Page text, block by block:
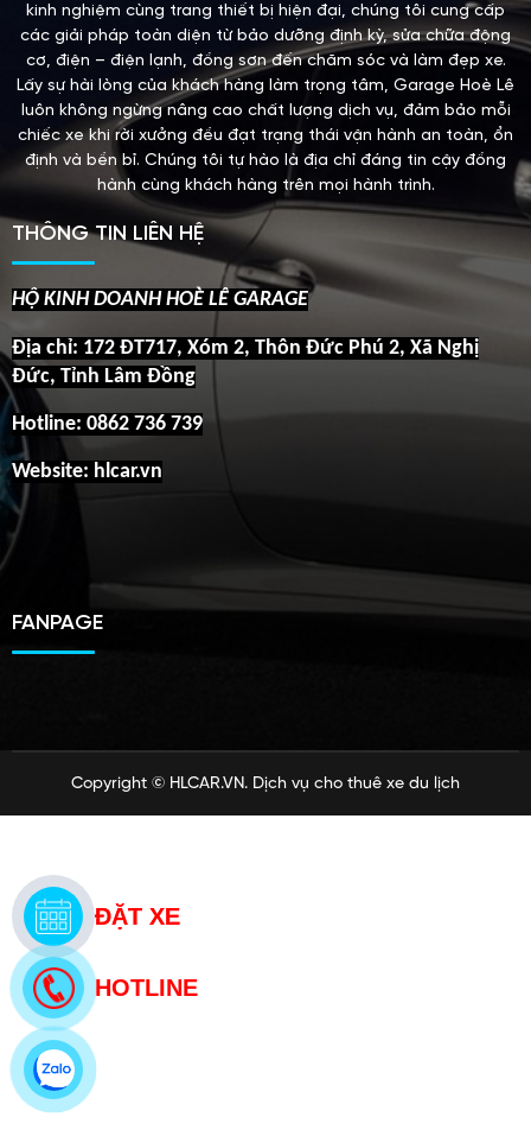
kinh nghiệm cùng trang thiết bị hiện đại, chúng tôi cung cấp
các giải pháp toàn diện từ bảo dưỡng định kỳ, sửa chữa động
cơ, điện – điện lạnh, đồng sơn đến chăm sóc và làm đẹp xe.
Lấy sự hài lòng của khách hàng làm trọng tâm, Garage Hoè Lê
luôn không ngừng nâng cao chất lượng dịch vụ, đảm bảo mỗi
chiếc xe khi rời xưởng đều đạt trạng thái vận hành an toàn, ổn
định và bền bỉ. Chúng tôi tự hào là địa chỉ đáng tin cậy đồng
hành cùng khách hàng trên mọi hành trình.
THÔNG TIN LIÊN HỆ
HỘ KINH DOANH HOÈ LÊ GARAGE
Địa chỉ: 172 ĐT717, Xóm 2, Thôn Đức Phú 2, Xã Nghị
Đức, Tỉnh Lâm Đồng
Hotline: 0862 736 739
Website: hlcar.vn
FANPAGE
Copyright © HLCAR.VN. Dịch vụ cho thuê xe du lịch